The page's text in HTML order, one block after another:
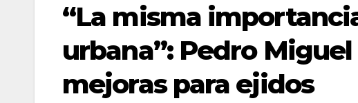
“La misma
urbana”: Pedro
mejoras para ejidos